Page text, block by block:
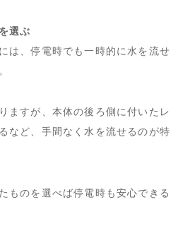
選ぶ
は、停電時でも一時的に水を流せ
ますが、本体の後ろ側に付いたレ
など、手間なく水を流せるのが特
ものを選べば停電時も安心できる